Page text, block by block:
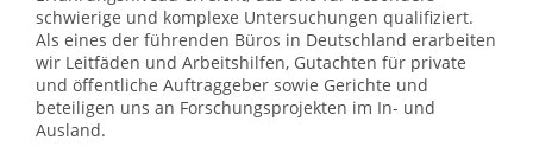
schwierige und komplexe Untersuchungen qualifiziert.
Als eines der führenden Büros in Deutschland erarbeiten
wir Leitfäden und Arbeitshilfen, Gutachten für private
und öffentliche Auftraggeber sowie Gerichte und
beteiligen uns an Forschungsprojekten im In- und
Ausland.